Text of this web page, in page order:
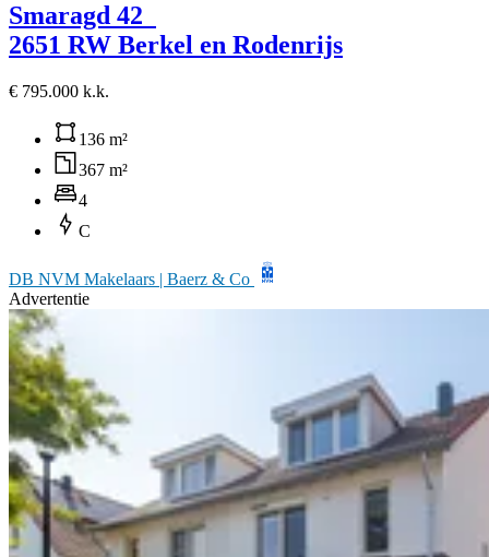
Smaragd 42
2651 RW Berkel en Rodenrijs
€ 795.000 k.k.
136 m²
367 m²
4
C
DB NVM Makelaars | Baerz & Co
Advertentie